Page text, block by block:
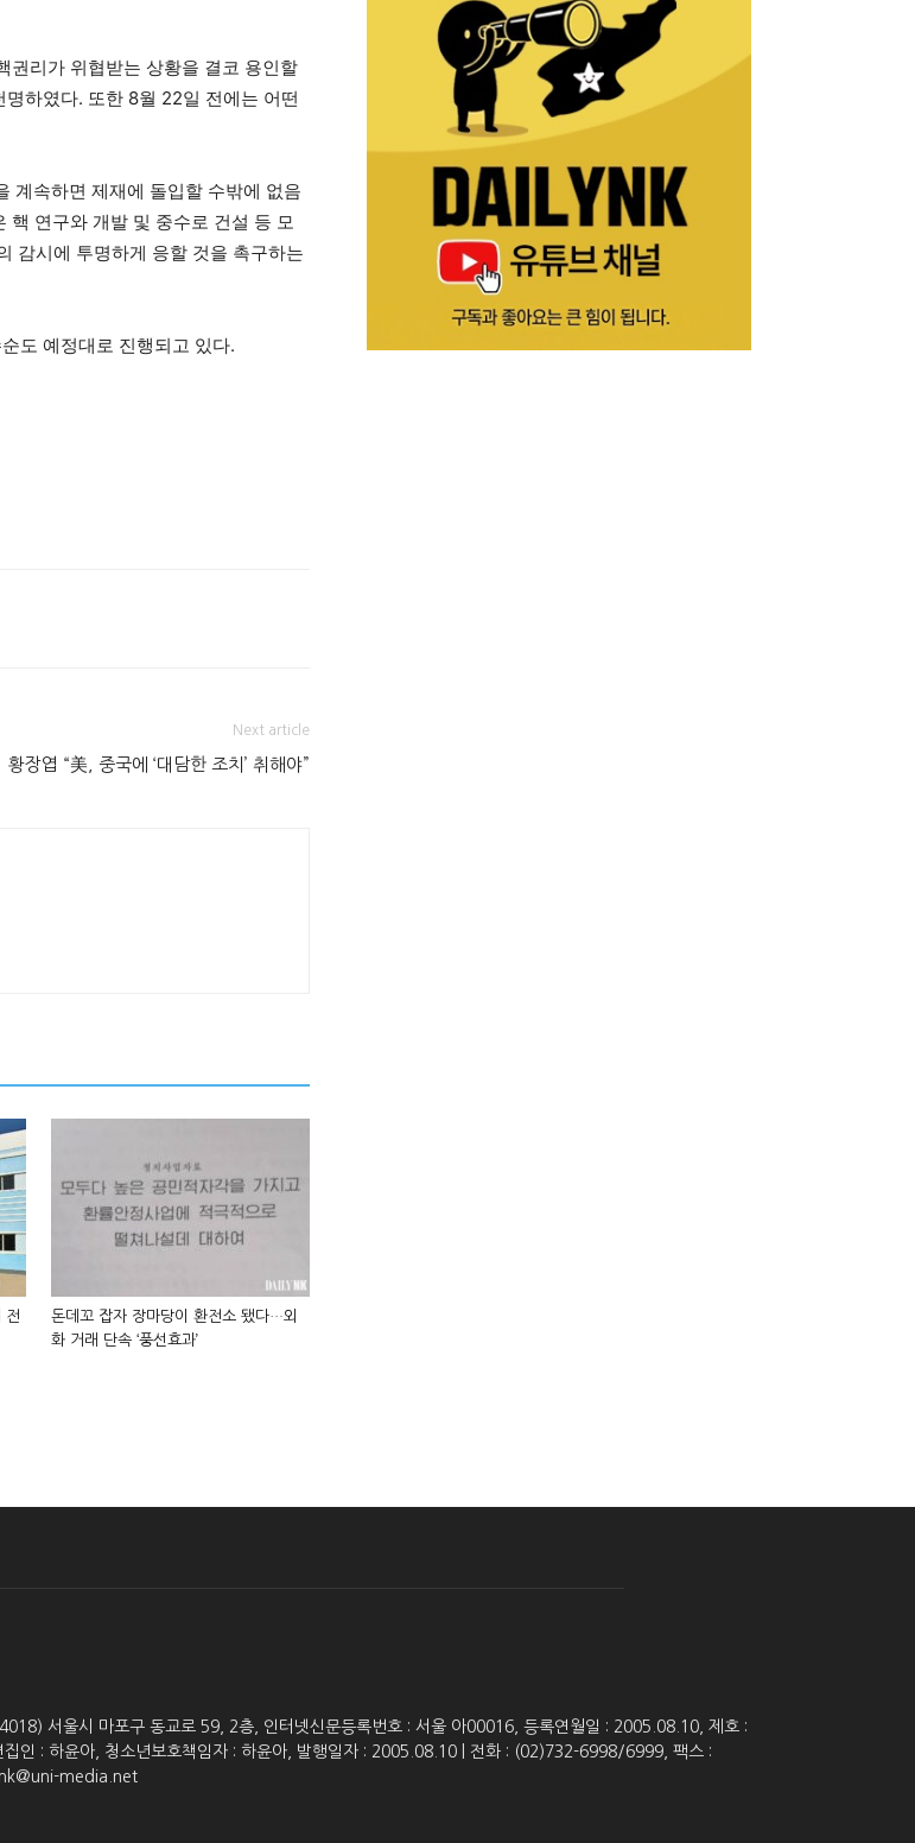
권리가 위협받는 상황을 결코 용인할
하였다. 또한 8월 22일 전에는 어떤
계속하면 제재에 돌입할 수밖에 없음
핵 연구와 개발 및 중수로 건설 등 모
감시에 투명하게 응할 것을 촉구하는
도 예정대로 진행되고 있다.
Next article
황장엽 “美, 중국에 ‘대담한 조치’ 취해야”
전
돈데꼬 잡자 장마당이 환전소 됐다…외
화 거래 단속 ‘풍선효과’
서울시 마포구 동교로 59, 2층, 인터넷신문등록번호 : 서울 아00016, 등록연월일 : 2005.08.10, 제호 :
집인 : 하윤아, 청소년보호책임자 : 하윤아, 발행일자 : 2005.08.10 | 전화 : (02)732-6998/6999, 팩스 :
media.net